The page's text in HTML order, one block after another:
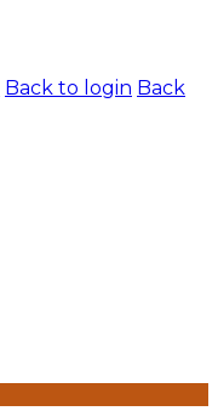
Back to login Back